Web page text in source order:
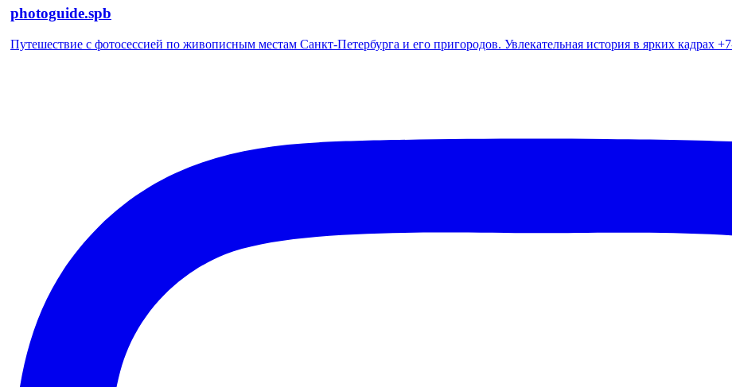
photoguide.spb
Путешествие с фотосессией по живописным местам Санкт-Петербурга и его пригородов. Увлекательная история в ярких кадрах